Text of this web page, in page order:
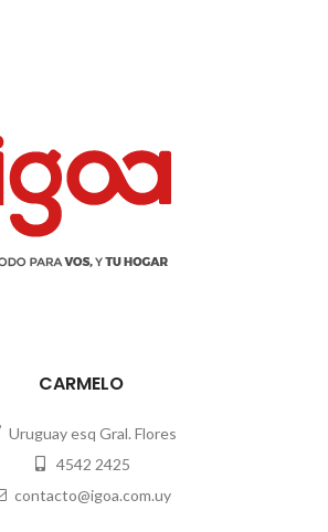
CARMELO
Uruguay esq Gral. Flores
4542 2425
contacto@igoa.com.uy